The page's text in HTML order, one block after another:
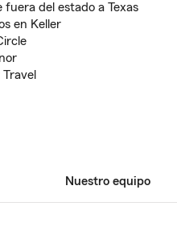
fuera del estado a Texas
en Keller
Nuestro equipo